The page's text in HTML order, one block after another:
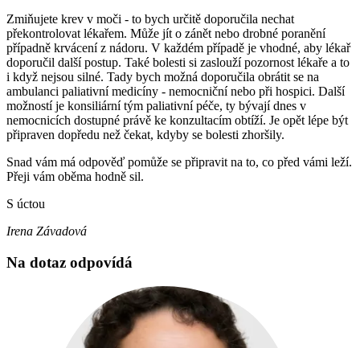
Zmiňujete krev v moči - to bych určitě doporučila nechat
překontrolovat lékařem. Může jít o zánět nebo drobné poranění
případně krvácení z nádoru. V každém případě je vhodné, aby lékař
doporučil další postup. Také bolesti si zaslouží pozornost lékaře a to
i když nejsou silné. Tady bych možná doporučila obrátit se na
ambulanci paliativní medicíny - nemocniční nebo při hospici. Další
možností je konsiliární tým paliativní péče, ty bývají dnes v
nemocnicích dostupné právě ke konzultacím obtíží. Je opět lépe být
připraven dopředu než čekat, kdyby se bolesti zhoršily.
Snad vám má odpověď pomůže se připravit na to, co před vámi leží.
Přeji vám oběma hodně sil.
S úctou
Irena Závadová
Na dotaz odpovídá